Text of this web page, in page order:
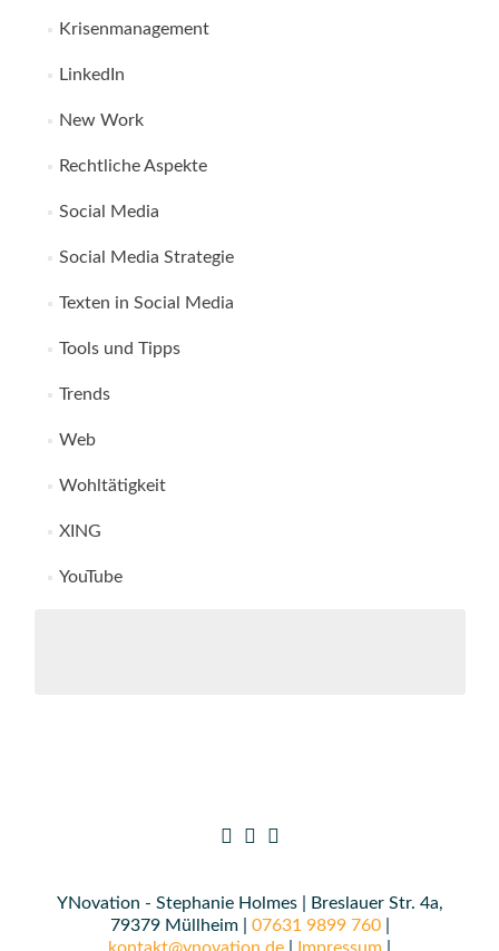
Krisenmanagement
LinkedIn
New Work
Rechtliche Aspekte
Social Media
Social Media Strategie
Texten in Social Media
Tools und Tipps
Trends
Web
Wohltätigkeit
XING
YouTube
YNovation - Stephanie Holmes | Breslauer Str. 4a,
79379 Müllheim | 07631 9899 760|